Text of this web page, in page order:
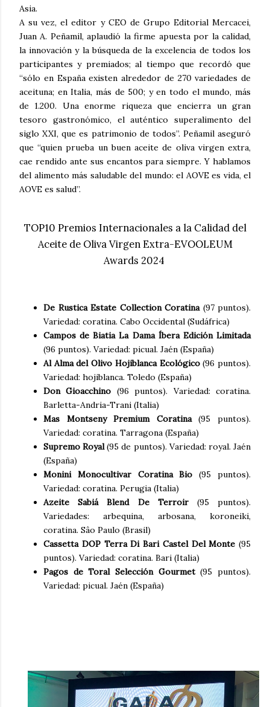
Asia.
A su vez, el editor y CEO de Grupo Editorial Mercacei,
Juan A. Peñamil, aplaudió la firme apuesta por la calidad,
la innovación y la búsqueda de la excelencia de todos los
participantes y premiados; al tiempo que recordó que
“sólo en España existen alrededor de 270 variedades de
aceituna; en Italia, más de 500; y en todo el mundo, más
de 1.200. Una enorme riqueza que encierra un gran
tesoro gastronómico, el auténtico superalimento del
siglo XXI, que es patrimonio de todos”. Peñamil aseguró
que “quien prueba un buen aceite de oliva virgen extra,
cae rendido ante sus encantos para siempre. Y hablamos
del alimento más saludable del mundo: el AOVE es vida, el
AOVE es salud”.
TOP10 Premios Internacionales a la Calidad del
Aceite de Oliva Virgen Extra-EVOOLEUM
Awards 2024
De Rustica Estate Collection Coratina(97 puntos).
Variedad: coratina. Cabo Occidental (Sudáfrica)
Campos de Biatia La Dama Íbera Edición Limitada
(96 puntos). Variedad: picual. Jaén (España)
Al Alma del Olivo Hojiblanca Ecológico(96 puntos).
Variedad: hojiblanca. Toledo (España)
Don Gioacchino (96 puntos). Variedad: coratina.
Barletta-Andria-Trani (Italia)
Mas Montseny Premium Coratina(95 puntos).
Variedad: coratina. Tarragona (España)
Supremo Royal(95 de puntos). Variedad: royal. Jaén
(España)
Monini Monocultivar Coratina Bio (95 puntos).
Variedad: coratina. Perugia (Italia)
Azeite Sabiá Blend De Terroir(95 puntos).
Variedades: arbequina, arbosana, koroneiki,
coratina. Sâo Paulo (Brasil)
Cassetta DOP Terra Di Bari Castel Del Monte (95
puntos). Variedad: coratina. Bari (Italia)
Pagos de Toral Selección Gourmet(95 puntos).
Variedad: picual. Jaén (España)